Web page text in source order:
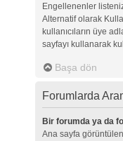
Engellenenler
Alternatif olarak
kullanıcıların üye
sayfayı kullanarak
Başa dön
Forumlarda
Bir forumda ya da
Ana sayfa